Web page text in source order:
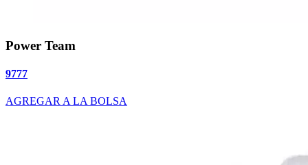
Power Team
9777
AGREGAR A LA BOLSA